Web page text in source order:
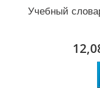
Учебный